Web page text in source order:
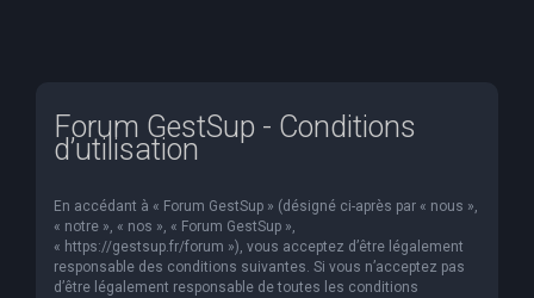
Forum GestSup - Conditions
d’utilisation
En accédant à « Forum GestSup » (désigné ci-après par « nous »,
« notre », « nos », « Forum GestSup »,
« https://gestsup.fr/forum »), vous acceptez d’être légalement
responsable des conditions suivantes. Si vous n’acceptez pas
d’être légalement responsable de toutes les conditions